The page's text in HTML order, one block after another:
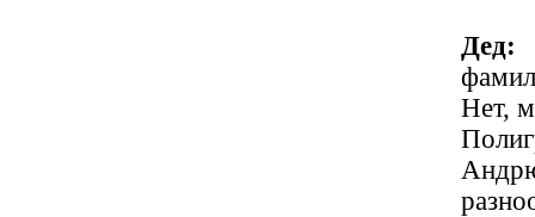
Дед:
Нет,